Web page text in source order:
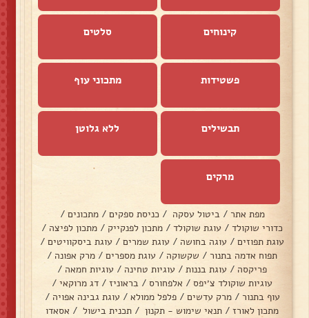
קינוחים סלטים
פשטידות מתכוני עוף
תבשילים ללא גלוטן
מרקים
מפת אתר / ביטול עסקה / כניסת ספקים / מתכונים /
כדורי שוקולד / עוגת שוקולד / מתכון לפנקייק / מתכון לפיצה /
עוגת תפוזים / עוגה בחושה / עוגת שמרים / עוגת ביסקוויטים /
תפוח אדמה בתנור / שקשוקה / עוגת מספרים / מרק אפונה /
פריקסה / עוגת בננות / עוגיות טחינה / עוגיות חמאה /
עוגיות שוקולד צ׳יפס / אלפחורס / בראוניז / דג מרוקאי /
עוף בתנור / מרק עדשים / פלפל ממולא / עוגת גבינה אפויה /
מתכון לאורז / תנאי שימוש - תקנון / תכנית בישול / אסאדו